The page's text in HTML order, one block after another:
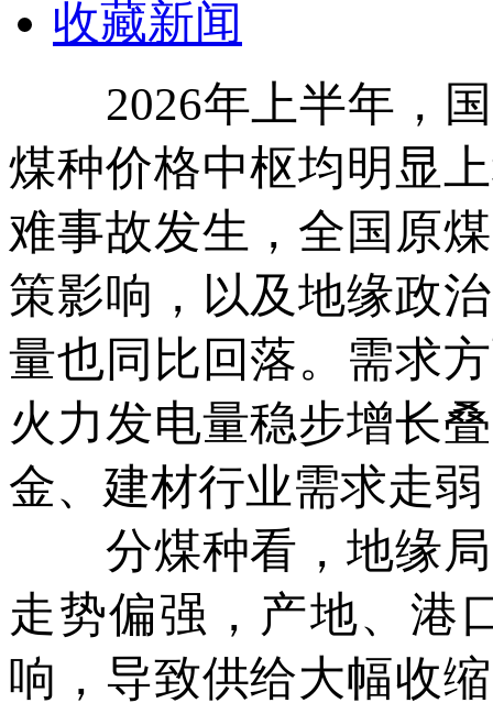
收藏新闻
2026年上半年，国
煤种价格中枢均明显
难事故发生，全国原
策影响，以及地缘政
量也同比回落。需求
火力发电量稳步增长
金、建材行业需求走
分煤种看，地缘局
走势偏强，产地、港
响，导致供给大幅收